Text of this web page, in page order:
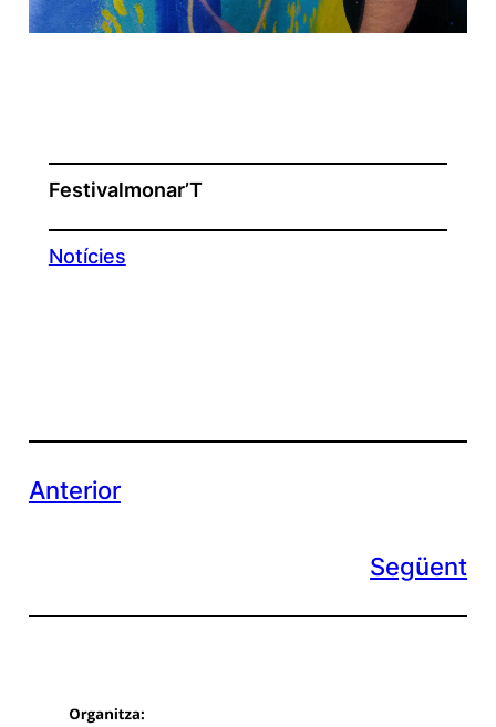
Festivalmonar’T
Notícies
Anterior
Següent